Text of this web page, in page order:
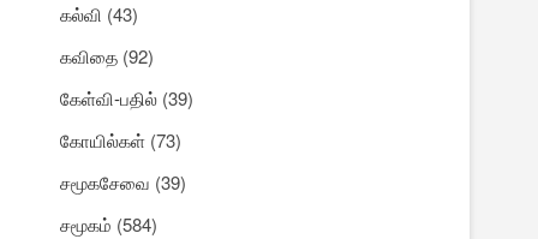
கல்வி (43)
கவிதை (92)
கேள்வி-பதில் (39)
கோயில்கள் (73)
சமூகசேவை (39)
சமூகம் (584)